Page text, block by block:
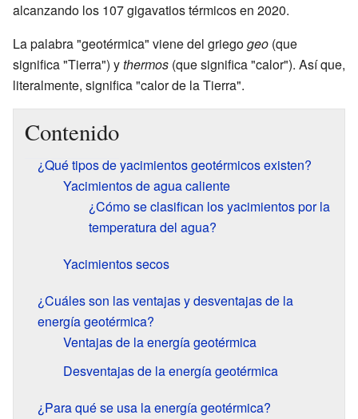
alcanzando los 107 gigavatios térmicos en 2020.
La palabra "geotérmica" viene del griegogeo (que
significa "Tierra") ythermos (que significa "calor"). Así que,
literalmente, significa "calor de la Tierra".
Contenido
¿Qué tipos de yacimientos geotérmicos existen?
Yacimientos de agua caliente
¿Cómo se clasifican los yacimientos por la
temperatura del agua?
Yacimientos secos
¿Cuáles son las ventajas y desventajas de la
energía geotérmica?
Ventajas de la energía geotérmica
Desventajas de la energía geotérmica
¿Para qué se usa la energía geotérmica?